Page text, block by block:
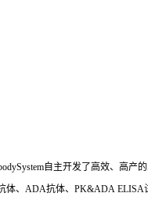
自主开发了高效、高
、ADA抗体、PK&ADA ELISA